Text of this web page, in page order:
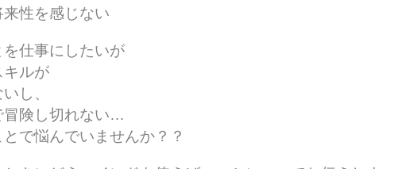
来性を感じない
を仕事にしたいが
キルが
し、
冒険し切れない…
で悩んでいませんか？？